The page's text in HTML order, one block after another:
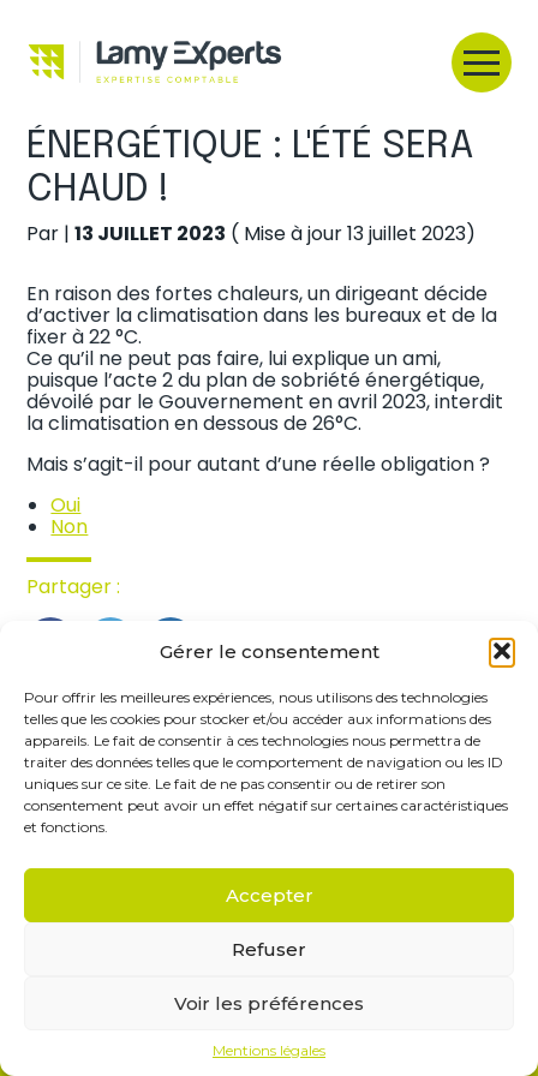
Gérer le consentement
Pour offrir les meilleures expériences, nous utilisons des technologies
telles que les cookies pour stocker et/ou accéder aux informations des
appareils. Le fait de consentir à ces technologies nous permettra de
traiter des données telles que le comportement de navigation ou les ID
uniques sur ce site. Le fait de ne pas consentir ou de retirer son
consentement peut avoir un effet négatif sur certaines caractéristiques
et fonctions.
Accepter
Refuser
Voir les préférences
Mentions légales
Aller
Créer et reprendre une activité
Gérer votre quotidien
Piloter votre entreprise
Développer votre entreprise
Construire votre patrimoine
Être prêt pour la facturation
électronique
ÉNERGÉTIQUE : L'ÉTÉ SERA
CHAUD !
Par |13 JUILLET 2023 ( Mise à jour 13 juillet 2023)
En raison des fortes chaleurs, un dirigeant décide
d’activer la climatisation dans les bureaux et de la
fixer à 22 °C.
Ce qu’il ne peut pas faire, lui explique un ami,
puisque l’acte 2 du plan de sobriété énergétique,
dévoilé par le Gouvernement en avril 2023, interdit
la climatisation en dessous de 26°C.
Mais s’agit-il pour autant d’une réelle obligation ?
Oui
Non
Partager :
TwitterLinkedIn
Footer
Saint-Maur-des-Fossés Paris Linkedin
MENTIONS LÉGALES
Conception et réalisation